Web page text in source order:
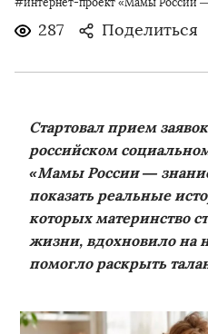
#интернет-проект «Мамы России
287 Поделиться
Стартовал прием
российском
«Мамы России —
показать реальные
которых материнство
жизни, вдохновило на
помогло раскрыть